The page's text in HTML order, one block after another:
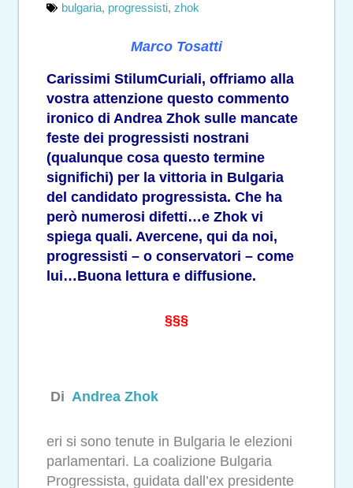
bulgaria, progressisti, zhok
Marco Tosatti
Carissimi StilumCuriali, offriamo alla
vostra attenzione questo commento
ironico di Andrea Zhok sulle mancate
feste dei progressisti nostrani
(qualunque cosa questo termine
significhi) per la vittoria in Bulgaria
del candidato progressista. Che ha
però numerosi difetti…e Zhok vi
spiega quali. Avercene, qui da noi,
progressisti – o conservatori – come
lui…Buona lettura e diffusione.
§§§
Di Andrea Zhok
eri si sono tenute in Bulgaria le elezioni
parlamentari. La coalizione Bulgaria
Progressista, guidata dall’ex presidente